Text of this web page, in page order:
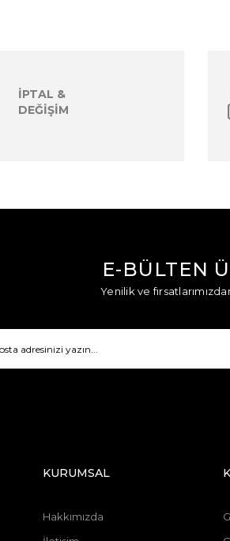
İPTAL &
DEĞİŞİM
E-BÜLTEN
Yenilik ve
KURUMSAL
Hakkımızda